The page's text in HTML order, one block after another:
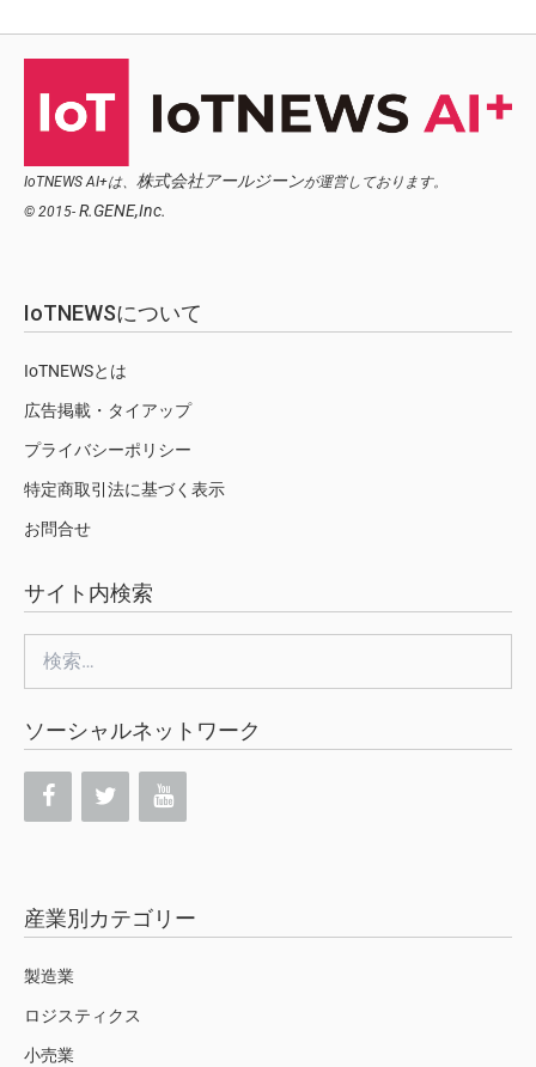
IoTNEWS AI+は、 株式会社アールジーンが運営しております。
© 2015- R.GENE,Inc.
IoTNEWSについて
IoTNEWSとは
広告掲載・タイアップ
プライバシーポリシー
特定商取引法に基づく表示
お問合せ
サイト内検索
索:
ソーシャルネットワーク
産業別カテゴリー
製造業
ロジスティクス
小売業